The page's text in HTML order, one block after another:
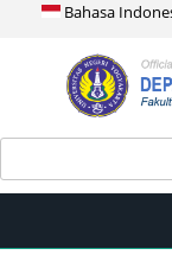
Bahasa
Search form